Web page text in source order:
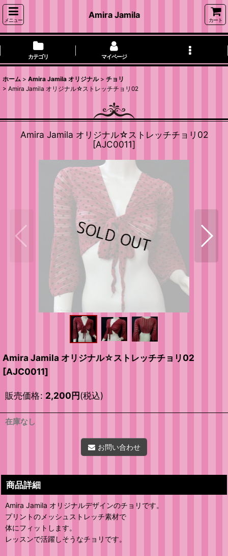
メニュー
Amira Jamila
カート
カテゴリ マイページ
ホーム > Amira Jamila オリジナル > チョリ
> Amira Jamila オリジナル☆ストレッチチョリ02
Amira Jamila オリジナル☆ストレッチチョリ02
[AJC0011]
Amira Jamila オリジナル☆ストレッチチョリ02
[AJC0011]
販売価格: 2,200円(税込)
在庫なし
お問い合わせ
商品詳細
Amira Jamila オリジナルデザインのチョリです。
プリントのメッシュストレッチ素材で
体にフィットします。
レッスンで活躍しそうなチョリです。